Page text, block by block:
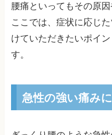
腰痛といってもその原
ここでは、症状に応じ
けていただきたいポイ
す。
急性の強い痛み